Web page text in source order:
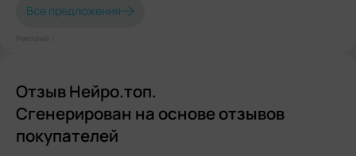
Все предложения
Реклама⋮
Отзыв Нейро.топ.
Сгенерирован на основе отзывов
покупателей